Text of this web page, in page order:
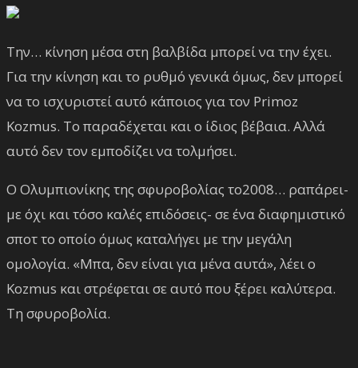
Την… κίνηση μέσα στη βαλβίδα μπορεί να την έχει.
Για την κίνηση και το ρυθμό γενικά όμως, δεν μπορεί
να το ισχυριστεί αυτό κάποιος για τον Primoz
Kozmus. Το παραδέχεται και ο ίδιος βέβαια. Αλλά
αυτό δεν τον εμποδίζει να τολμήσει.
Ο Ολυμπιονίκης της σφυροβολίας το2008… ραπάρει-
με όχι και τόσο καλές επιδόσεις- σε ένα διαφημιστικό
σποτ το οποίο όμως καταλήγει με την μεγάλη
ομολογία. «Μπα, δεν είναι για μένα αυτά», λέει ο
Kozmus και στρέφεται σε αυτό που ξέρει καλύτερα.
Τη σφυροβολία.